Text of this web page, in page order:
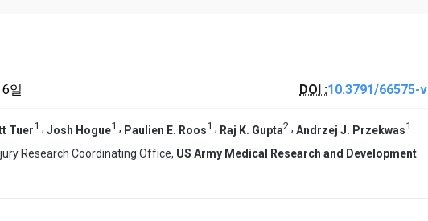
일 DOI :10.3791/66575-v
Tuer1 , Josh Hogue1 , Paulien E. Roos1 , Raj K. Gupta2 , Andrzej J. Przekwas1
Research Coordinating Office, US Army Medical Research and Development